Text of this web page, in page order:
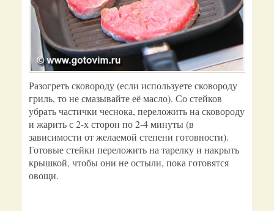
Разогреть сковороду (если используете сковороду
гриль, то не смазывайте её масло). Со стейков
убрать частички чеснока, переложить на сковороду
и жарить с 2-х сторон по 2-4 минуты (в
зависимости от желаемой степени готовности).
Готовые стейки переложить на тарелку и накрыть
крышкой, чтобы они не остыли, пока готовятся
овощи.